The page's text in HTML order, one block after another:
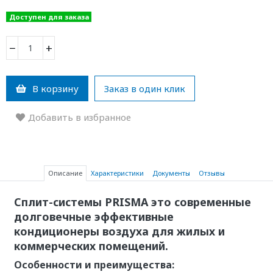
Доступен для заказа
− +
В корзину Заказ в один клик
Добавить в избранное
Описание Характеристики Документы Отзывы
Сплит-системы PRISMA это современные
долговечные эффективные
кондиционеры воздуха для жилых и
коммерческих помещений.
Особенности и преимущества: